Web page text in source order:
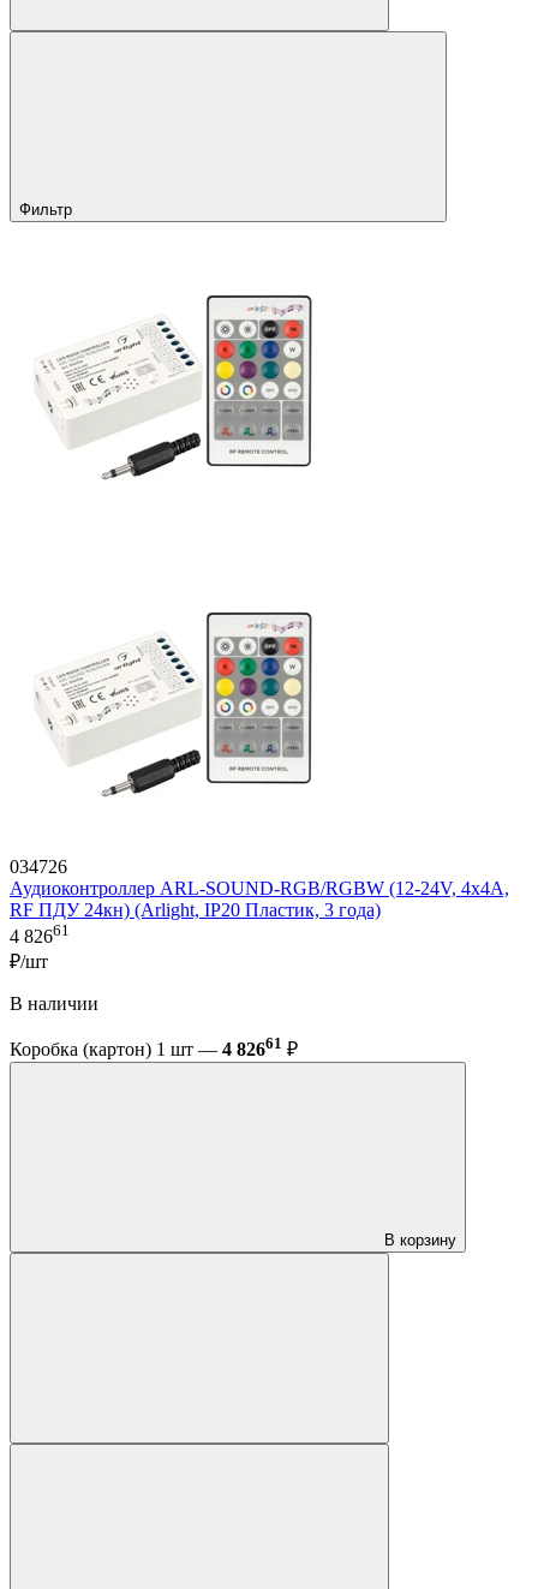
Фильтр
034726
Аудиоконтроллер ARL-SOUND-RGB/RGBW (12-24V, 4x4A,
RF ПДУ 24кн) (Arlight, IP20 Пластик, 3 года)
4 82661
₽/шт
В наличии
Коробка (картон) 1 шт — 4 82661 ₽
В корзину